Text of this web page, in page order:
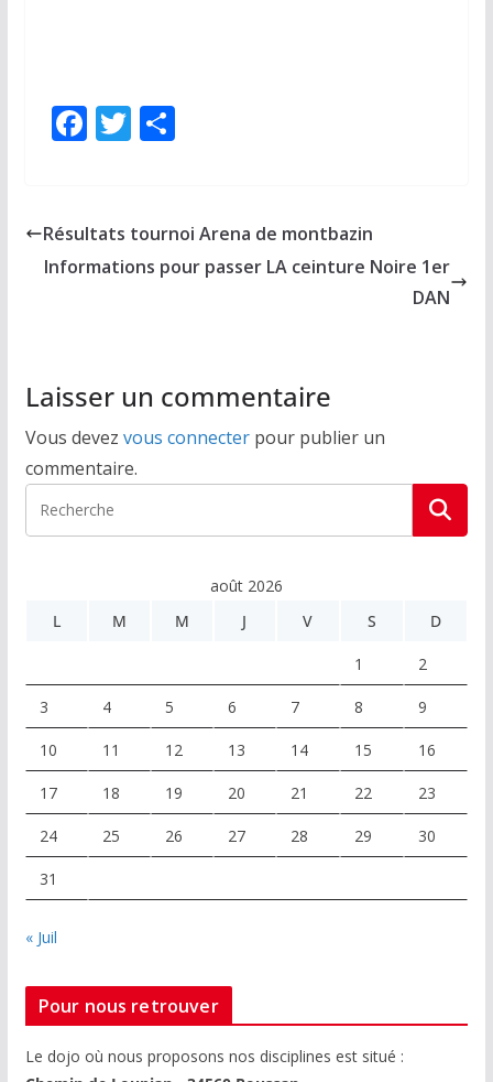
F
b
o
T
er
P
g
er
Résultats tournoi Arena de montbazin
Informations pour passer LA ceinture Noire 1er
DAN
Laisser un commentaire
Vous devez vous connecterpour publier un
commentaire.
août 2026
L
M M J V S D
1 2
3 4 5 6 7 8 9
10 11 12 13 14 15 16
17 18 19 20 21 22 23
24 25 26 27 28 29 30
31
« Juil
Pour nous retrouver
Le dojo où nous proposons nos disciplines est situé :